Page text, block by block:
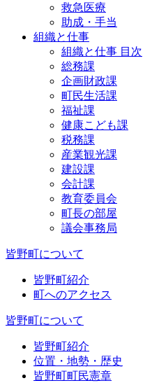
救急医療
助成・手当
組織と仕事
組織と仕事 目次
総務課
企画財政課
町民生活課
福祉課
健康こども課
税務課
産業観光課
建設課
会計課
教育委員会
町長の部屋
議会事務局
皆野町について
皆野町紹介
町へのアクセス
皆野町について
皆野町紹介
位置・地勢・歴史
皆野町町民憲章